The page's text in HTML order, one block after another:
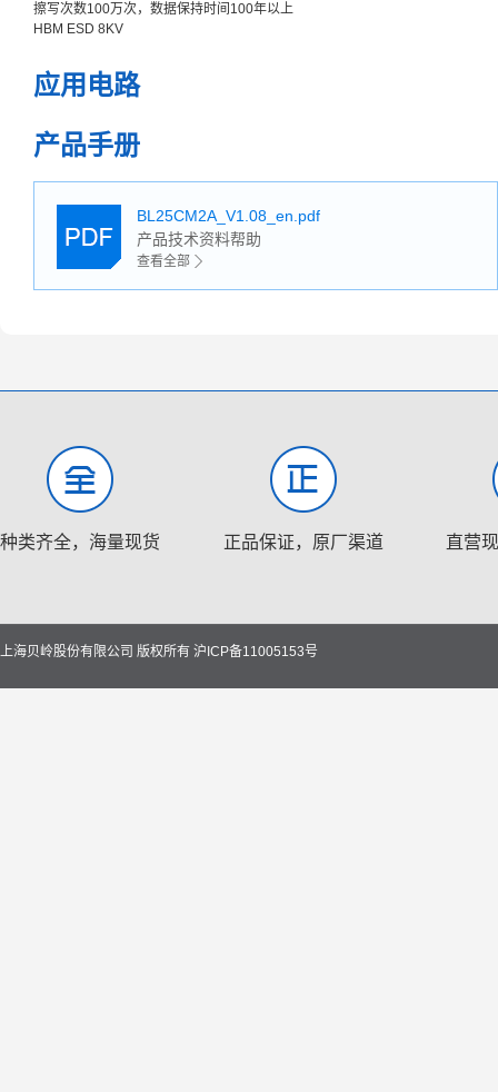
擦写次数100万次，数据保持时间100年以上
HBM ESD 8KV
应用电路
产品手册
BL25CM2A_V1.08_en.pdf
产品技术资料帮助
查看全部
种类齐全，海量现货 正品保证，原厂渠道 直营
上海贝岭股份有限公司 版权所有 沪ICP备11005153号